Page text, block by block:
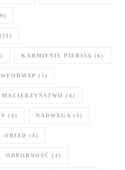
(11)
KARMIENIE PIERSIĄ (6)
(5)
MACIERZYŃSTWO (4)
(4) NADWAGA (3)
OBIAD (4)
ODPORNOŚĆ (3)